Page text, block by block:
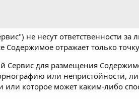
не несут ответственности
отражает только
Сервис для размещения
или непристойности,
или которое может каким-либо